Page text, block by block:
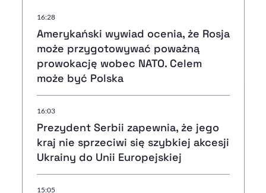
16:28
Amerykański wywiad ocenia, że Rosja
może przygotowywać poważną
prowokację wobec NATO. Celem
może być Polska
16:03
Prezydent Serbii zapewnia, że jego
kraj nie sprzeciwi się szybkiej akcesji
Ukrainy do Unii Europejskiej
15:05